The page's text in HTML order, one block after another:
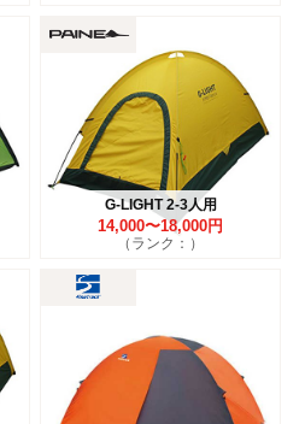
G-LIGHT 2-3人用
14,000〜18,000円
（ランク：）